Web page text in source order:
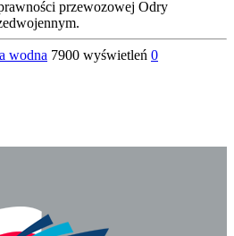
przewozowej Odry
wodna 7900 wyświetleń 0